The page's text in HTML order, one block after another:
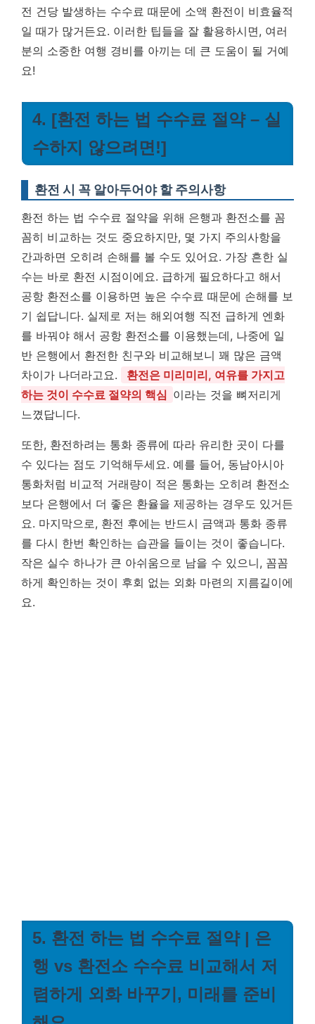
전 건당 발생하는 수수료 때문에 소액 환전이 비효율적
일 때가 많거든요. 이러한 팁들을 잘 활용하시면, 여러
분의 소중한 여행 경비를 아끼는 데 큰 도움이 될 거예
요!
4. [환전 하는 법 수수료 절약 – 실
수하지 않으려면!]
환전 시 꼭 알아두어야 할 주의사항
환전 하는 법 수수료 절약을 위해 은행과 환전소를 꼼
꼼히 비교하는 것도 중요하지만, 몇 가지 주의사항을
간과하면 오히려 손해를 볼 수도 있어요. 가장 흔한 실
수는 바로 환전 시점이에요. 급하게 필요하다고 해서
공항 환전소를 이용하면 높은 수수료 때문에 손해를 보
기 쉽답니다. 실제로 저는 해외여행 직전 급하게 엔화
를 바꿔야 해서 공항 환전소를 이용했는데, 나중에 일
반 은행에서 환전한 친구와 비교해보니 꽤 많은 금액
차이가 나더라고요.
환전은 미리미리, 여유를 가지고
하는 것이 수수료 절약의 핵심 이라는 것을 뼈저리게
느꼈답니다.
또한, 환전하려는 통화 종류에 따라 유리한 곳이 다를
수 있다는 점도 기억해두세요. 예를 들어, 동남아시아
통화처럼 비교적 거래량이 적은 통화는 오히려 환전소
보다 은행에서 더 좋은 환율을 제공하는 경우도 있거든
요. 마지막으로, 환전 후에는 반드시 금액과 통화 종류
를 다시 한번 확인하는 습관을 들이는 것이 좋습니다.
작은 실수 하나가 큰 아쉬움으로 남을 수 있으니, 꼼꼼
하게 확인하는 것이 후회 없는 외화 마련의 지름길이에
요.
5. 환전 하는 법 수수료 절약 | 은
행 vs 환전소 수수료 비교해서 저
렴하게 외화 바꾸기, 미래를 준비